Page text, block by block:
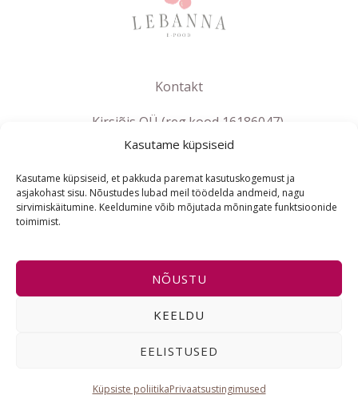
Kasutame küpsiseid
Kasutame küpsiseid, et pakkuda paremat kasutuskogemust ja
asjakohast sisu. Nõustudes lubad meil töödelda andmeid, nagu
sirvimiskäitumine. Keeldumine võib mõjutada mõningate funktsioonide
toimimist.
NÕUSTU
KEELDU
EELISTUSED
Küpsiste poliitikaPrivaatsustingimused
Kontakt
Kirsiõis OÜ (reg.kood 16186047)
info@lebanna.ee
KMKR EE102658392
ET
Copyright © 2021-2026 Lebanna e-pood | Powered by
t
F
e e